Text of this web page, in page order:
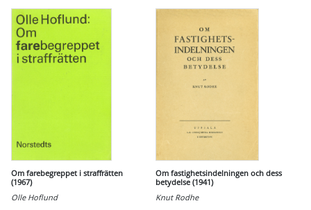
Om farebegreppet i straffrätten
(1967)
Olle Hoflund
Om fastighetsindelningen och dess
betydelse (1941)
Knut Rodhe